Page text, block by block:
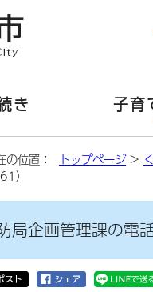
き 子育
の位置： トップページ>
）
局企画管理課の電